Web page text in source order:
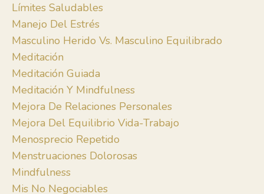
Límites Saludables
Manejo Del Estrés
Masculino Herido Vs. Masculino Equilibrado
Meditación
Meditación Guiada
Meditación Y Mindfulness
Mejora De Relaciones Personales
Mejora Del Equilibrio Vida-Trabajo
Menosprecio Repetido
Menstruaciones Dolorosas
Mindfulness
Mis No Negociables